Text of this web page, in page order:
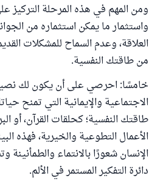
ومن المهم في هذه المرحلة التركيز
واستثمار ما يمكن استثماره من
العلاقة، وعدم السماح للمشكلات
من طاقتك النفسية.
خامسًا: احرصي على أن يكون لك
الاجتماعية والإيمانية التي تمنح
طاقتك النفسية؛ كحلقات القرآن، أو
الأعمال التطوعية والخيرية، فهذه
الإنسان شعورًا بالانتماء
دائرة التفكير المستمر في الألم.